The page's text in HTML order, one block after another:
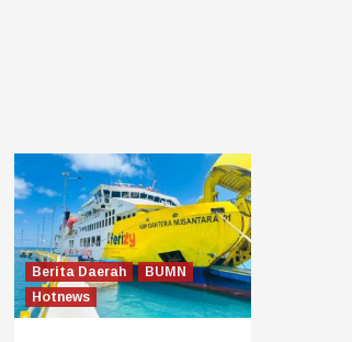
Berita Daerah
BUMN
Hotnews